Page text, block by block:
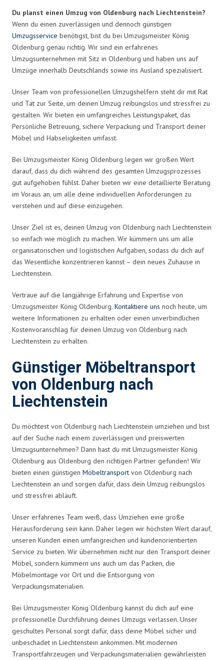
Du planst einen Umzug von Oldenburg nach Liechtenstein?
Wenn du einen zuverlässigen und dennoch günstigen
Umzugsservice benötigst, bist du bei Umzugsmeister König
Oldenburg genau richtig. Wir sind ein erfahrenes
Umzugsunternehmen mit Sitz in Oldenburg und haben uns auf
Umzüge innerhalb Deutschlands sowie ins Ausland spezialisiert.
Unser Team von professionellen Umzugshelfern steht dir mit Rat
und Tat zur Seite, um deinen Umzug reibungslos und stressfrei zu
gestalten. Wir bieten ein umfangreiches Leistungspaket, das
Persönliche Betreuung, sichere Verpackung und Transport deiner
Möbel und Habseligkeiten umfasst.
Bei Umzugsmeister König Oldenburg legen wir großen Wert
darauf, dass du dich während des gesamten Umzugsprozesses
gut aufgehoben fühlst. Daher bieten wir eine detaillierte Beratung
im Voraus an, um alle deine individuellen Anforderungen zu
verstehen und auf diese einzugehen.
Unser Ziel ist es, deinen Umzug von Oldenburg nach Liechtenstein
so einfach wie möglich zu machen. Wir kümmern uns um alle
organisatorischen und logistischen Aufgaben, sodass du dich auf
das Wesentliche konzentrieren kannst – dein neues Zuhause in
Liechtenstein.
Vertraue auf die langjährige Erfahrung und Expertise von
Umzugsmeister König Oldenburg. Kontaktiere uns noch heute, um
weitere Informationen zu erhalten oder einen unverbindlichen
Kostenvoranschlag für deinen Umzug von Oldenburg nach
Liechtenstein zu erhalten.
Günstiger Möbeltransport
von Oldenburg nach
Liechtenstein
Du möchtest von Oldenburg nach Liechtenstein umziehen und bist
auf der Suche nach einem zuverlässigen und preiswerten
Umzugsunternehmen? Dann hast du mit Umzugsmeister König
Oldenburg aus Oldenburg den richtigen Partner gefunden! Wir
bieten einen günstigen Möbeltransport von Oldenburg nach
Liechtenstein an und sorgen dafür, dass dein Umzug reibungslos
und stressfrei abläuft.
Unser erfahrenes Team weiß, dass Umziehen eine große
Herausforderung sein kann. Daher legen wir höchsten Wert darauf,
unseren Kunden einen umfangreichen und kundenorientierten
Service zu bieten. Wir übernehmen nicht nur den Transport deiner
Möbel, sondern kümmern uns auch um das Packen, die
Möbelmontage vor Ort und die Entsorgung von
Verpackungsmaterialien.
Bei Umzugsmeister König Oldenburg kannst du dich auf eine
professionelle Durchführung deines Umzugs verlassen. Unser
geschultes Personal sorgt dafür, dass deine Möbel sicher und
unbeschadet in Liechtenstein ankommen. Mit modernen
Transportfahrzeugen und Verpackungsmaterialien gewährleisten